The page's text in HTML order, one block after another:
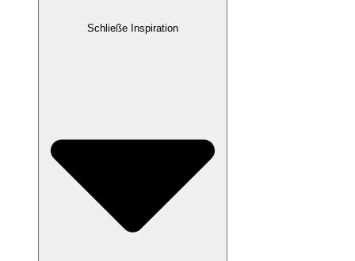
Schließe Inspiration